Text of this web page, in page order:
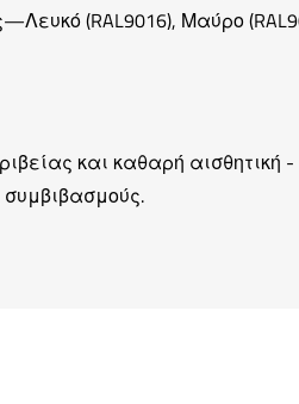
(RAL9016), Μαύρο
και καθαρή αισθητική